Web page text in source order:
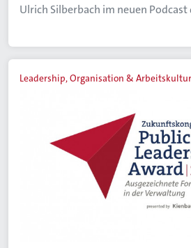
Ulrich Silberbach im neuen
Leadership, Organisation & Arbeitskultur